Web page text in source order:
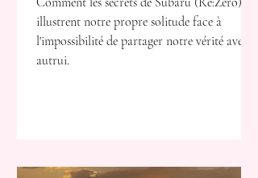
illustrent notre propre solitude face à
l'impossibilité de partager notre vérité avec
autrui.